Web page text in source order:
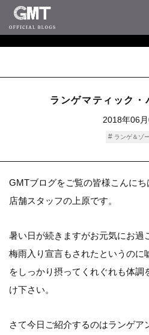
ランゲマティック・
2018年06
ランゲ＆ゾ
GMTブログをご覧の皆様こんにち
店舗スタッフの上原です。
暑い日が続きますがお元気にお過
梅雨入り宣言もされたというのに
をしっかり摂ってくれぐれも体調
け下さい。
さて今日ご紹介するのはランゲア